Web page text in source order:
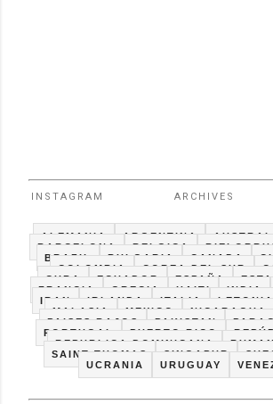
INSTAGRAM ARCHIVES
ALEMANIA ARGENTINA
BARCELONA
BELGICA
BRAZIL
BULGARIA CANADA
COLOMBIA
COREA DEL SUR
CUBA
ECUADOR ESPAÑA
FRANCIA
GRECIA HAITI INDIA
IRAN
IRLANDA ITALIA LETONIA
MALASIA
MEXICO NICARAGUA
PAISES BAJOS
PAKISTAN
PORTUGAL
PUERTO RICO
REPUBLICA DOMINICANA
SAINT THOMAS
SINGAPUR
UCRANIA
URUGUAY